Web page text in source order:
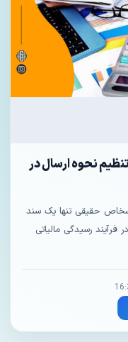
نحوه ارسال در
حقیقی تنها یک سند
رسیدگی مالیاتی